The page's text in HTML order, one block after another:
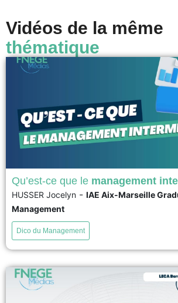
Vidéos de la même
thématique
En sciences de gestion, le management
management) est défini comme le niveau
direction générale (le top management) et les
base). La recherche converge pour définir
voir
Qu’est-ce que le management
HUSSER Jocelyn - IAE Aix-Marseille
Management
Dico du Management